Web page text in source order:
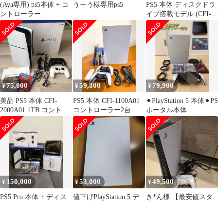
(Aya専用) ps5本体 + コ
ントローラー
うーう様専用ps5
PS5 本体 ディスクドラ
イブ搭載モデル (CFI-
1000A) ソフト4本付き
¥75,000
美品 PS5 本体 CFI-
2000A01 1TB コントロ
ーラー ×2 ソフト
¥59,800
PS5 本体 CFI-1100A01
コントローラー2台 ソ
フト4本セット
¥ 79,900
⚫︎PlayStation 5 本体⚫︎PS
ポータル本体
⚫︎MIXAMP⚫︎PS5変換
¥ 150,000
PS5 Pro 本体 + ディス
¥53,000
値下げPlayStation 5 デ
¥49,500
き*ん様 【最安値スタ